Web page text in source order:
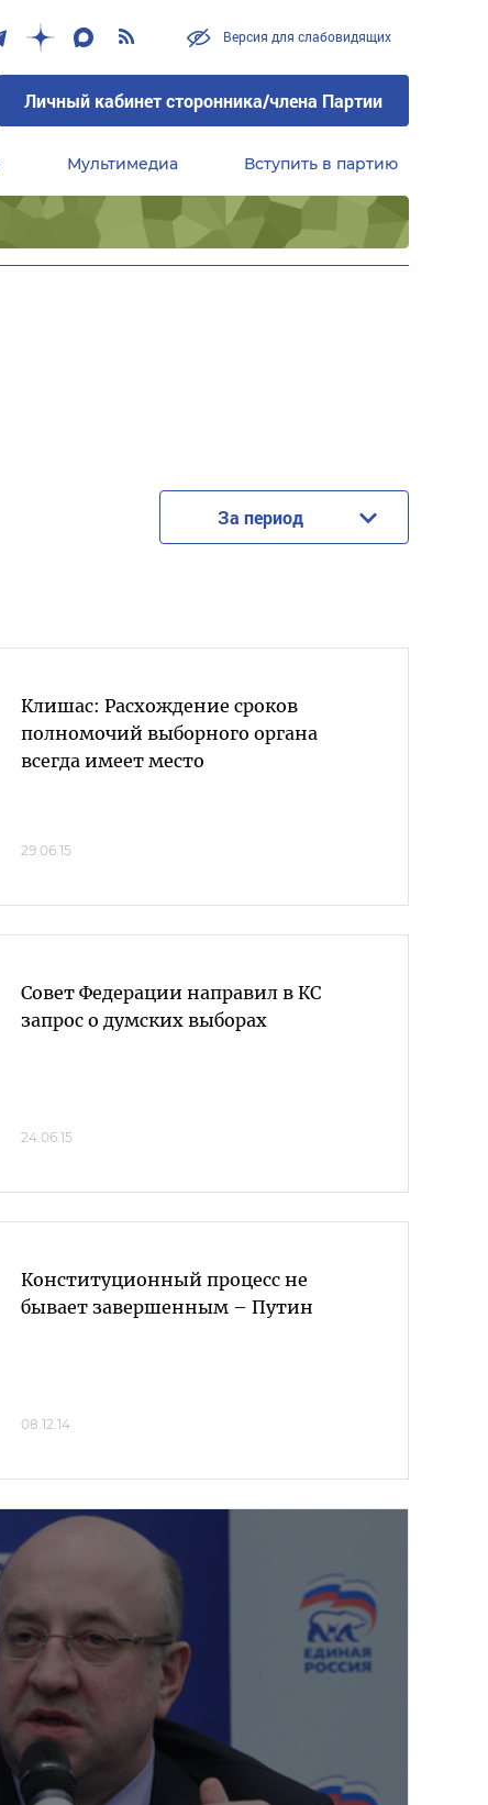
Версия для слабовидящих
Личный кабинет сторонника/члена Партии
Мультимедиа Вступить в партию
За период
Клишас: Расхождение сроков
полномочий выборного органа
всегда имеет место
29.06.15
Совет Федерации направил в КС
запрос о думских выборах
24.06.15
Конституционный процесс не
бывает завершенным – Путин
08.12.14